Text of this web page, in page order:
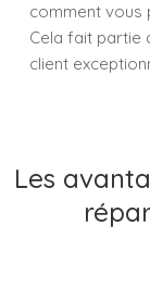
comment vous
Cela fait partie
client
Les